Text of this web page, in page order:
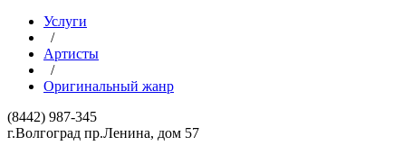
Услуги
/
Артисты
/
Оригинальный жанр
(8442) 987-345
г.Волгоград пр.Ленина, дом 57